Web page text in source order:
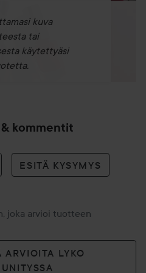
kevyesti aaltoileville tai
enemmän hoitavia aineita,
parhaiten paksuille
tehokkaammin
osterisienistä. Testattu
joustavalle
liikkeelle.
hiuksiin.
Triodetic™ -teknologian
kuva
tai
käytettyäsi
kommentit
ESITÄ KYSYMYS
joka arvioi tuotteen
ARVIOITA LYKO